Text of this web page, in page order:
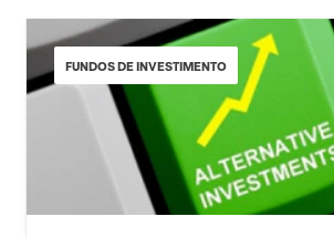
FUNDOS DE INVESTIMENTO